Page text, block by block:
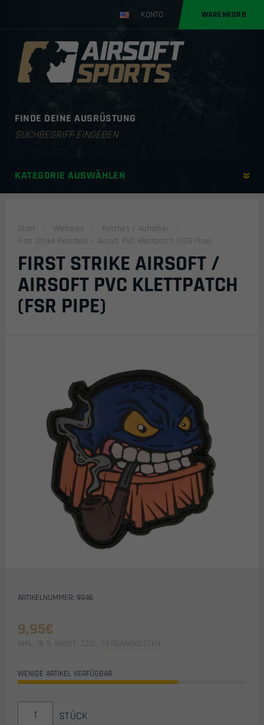
KONTO WARENKORB
FINDE DEINE AUSRÜSTUNG
Products
KATEGORIE AUSWÄHLEN
Start Weiteres
Patches / Aufnäher
First Strike Paintball / Airsoft PVC Klettpatch (FSR Pipe)
FIRST STRIKE AIRSOFT /
AIRSOFT PVC KLETTPATCH
(FSR PIPE)
ARTIKELNUMMER: 9946
9,95€
INKL. 19 % MWST. ZZGL. VERSANDKOSTEN
WENIGE ARTIKEL VERFÜGBAR
STRIKE
STÜCK